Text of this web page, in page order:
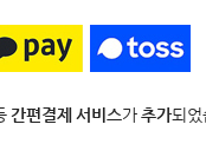
간편결제 서비스가추가되